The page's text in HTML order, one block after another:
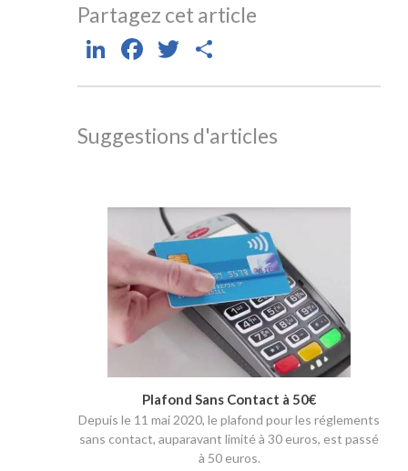
Partagez cet article
LinkedIn
Facebook
Twitter
Suggestions d'articles
Plafond Sans Contact à 50€
Depuis le 11 mai 2020, le plafond pour les réglements
sans contact, auparavant limité à 30 euros, est passé
à 50 euros.